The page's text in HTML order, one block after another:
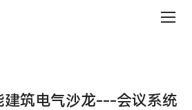
建筑电气沙龙---会议系统